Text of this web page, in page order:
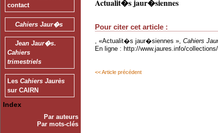
contact
Cahiers Jaur�s
Jean Jaur�s.
Cahiers
trimestriels
Les Cahiers Jaurès
sur CAIRN
Index
Par auteurs
Par mots-clés
Actualit�s jaur�siennes
Pour citer cet article :
, «Actualit�s jaur�siennes », Cahiers
En ligne : http://www.jaures.info/
<< Article précédent